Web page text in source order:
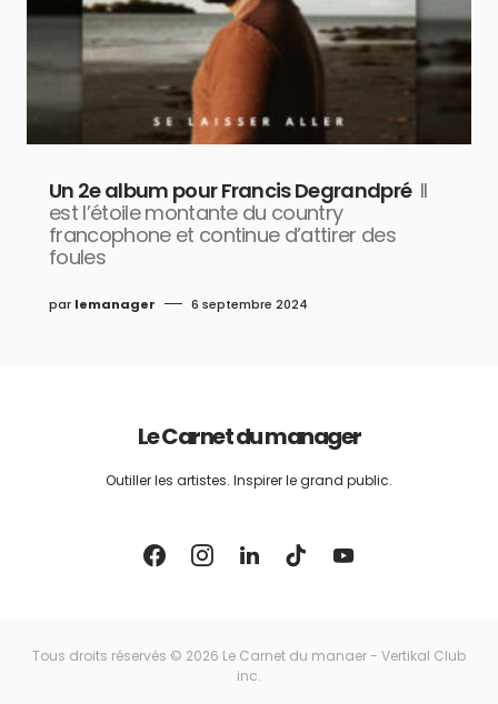
Un 2e album pour Francis Degrandpré Il
est l’étoile montante du country
francophone et continue d’attirer des
foules
par lemanager 6 septembre 2024
Le Carnet du manager
Outiller les artistes. Inspirer le grand public.
Tous droits réservés © 2026 Le Carnet du manaer - Vertikal Club
inc.